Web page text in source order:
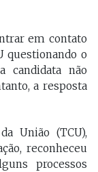
em contato
questionando o
candidata não
a resposta
União (TCU),
reconheceu
processos